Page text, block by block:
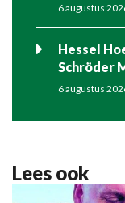
6 augustus
Hessel
Schröder
6 augustus
Lees ook